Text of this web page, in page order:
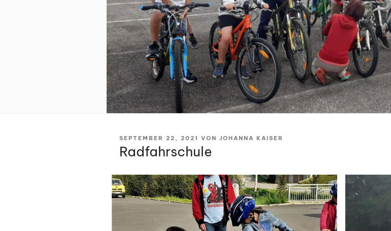
VERÖFFENTLICHT
AM
SEPTEMBER 22, 2021 VON JOHANNA KAISER
Radfahrschule